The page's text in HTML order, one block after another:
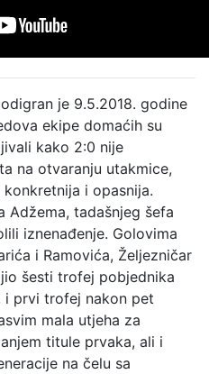
je 9.5.2018. godine
ekipe domaćih su
kako 2:0 nije
na otvaranju utakmice,
i opasnija.
Adžema, tadašnjeg šefa
iznenađenje. Golovima
i Ramovića, Željezničar
šesti trofej pobjednika
i prvi trofej nakon pet
mala utjeha za
titule prvaka, ali i
na čelu sa